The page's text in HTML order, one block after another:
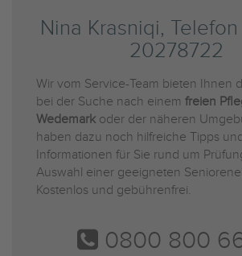
Nina Krasniqi, Telefon
20278722
Wir vom Service-Team bieten Ihnen
bei der Suche nach einem freien
Wedemark oder der näheren
haben dazu noch hilfreiche Tipps
Informationen für Sie rund um
Auswahl einer geeigneten
Kostenlos und gebührenfrei.
0800 800